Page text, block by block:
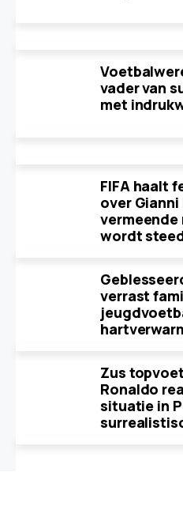
vader van
met
FIFA haalt
over
wordt
verrast
Zus
Ronaldo
situatie in